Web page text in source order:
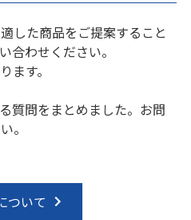
した商品をご提案すること
合わせください。
ます。
質問をまとめました。お問
。
ついて